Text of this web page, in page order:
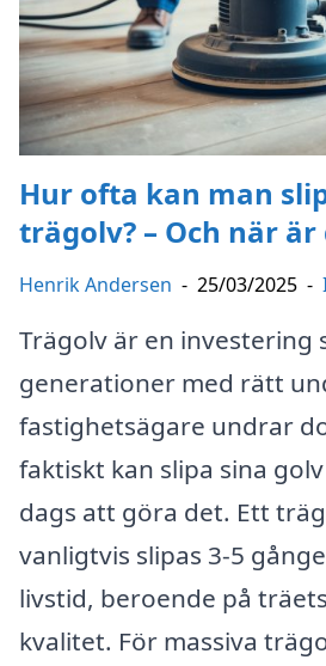
Hur ofta kan man
trägolv? – Och när är
Henrik Andersen - 25/03/2025 -
Trägolv är en investering
generationer med rätt
fastighetsägare undrar
faktiskt kan slipa sina
dags att göra det. Ett
vanligtvis slipas 3-5
livstid, beroende på
kvalitet. För massiva